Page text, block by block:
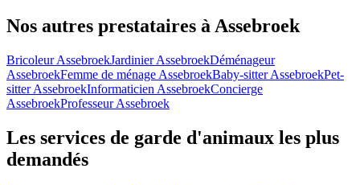
Nos autres prestataires à Assebroek
Bricoleur AssebroekJardinier AssebroekDéménageur
AssebroekFemme de ménage AssebroekBaby-sitter AssebroekPet-
sitter AssebroekInformaticien AssebroekConcierge
AssebroekProfesseur Assebroek
Les services de garde d'animaux les plus
demandés